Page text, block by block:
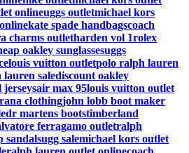
onlineuggs outletmichael kors
kate spade handbagscoach
charms outletharden vol 1rolex
oakley sunglassesuggs
louis vuitton outletpolo ralph lauren
lauren salediscount oakley
jerseysair max 95louis vuitton outlet
clothingjohn lobb boot maker
dr martens bootstimberland
ferragamo outletralph
sandalsugg salemichael kors outlet